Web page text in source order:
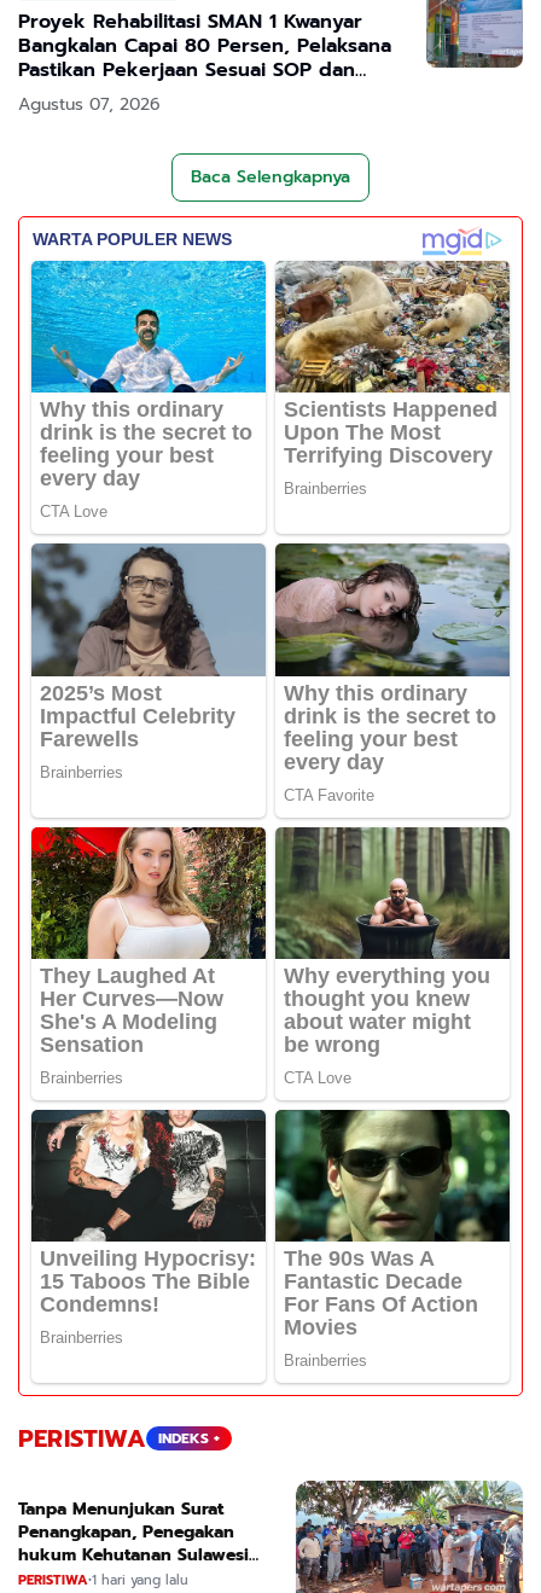
Proyek Rehabilitasi SMAN 1 Kwanyar
Bangkalan Capai 80 Persen, Pelaksana
Pastikan Pekerjaan Sesuai SOP dan
Transparan
Agustus 07, 2026
Baca Selengkapnya
PERISTIWA INDEKS +
Tanpa Menunjukan Surat
Penangkapan, Penegakan
hukum Kehutanan Sulawesi
Selatan Culik Petani Ladah Di
PERISTIWA•1 hari yang lalu